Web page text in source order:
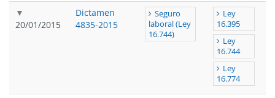
20/01/2015
Dictamen
4835-2015
Seguro
laboral (Ley
16.744)
Ley
16.395
Ley
16.744
Ley
16.774